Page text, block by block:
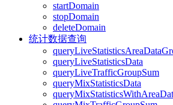
startDomain
stopDomain
deleteDomain
统计数据查询
queryLiveStatisticsData
queryLiveTrafficGroupSum
queryMixStatisticsData